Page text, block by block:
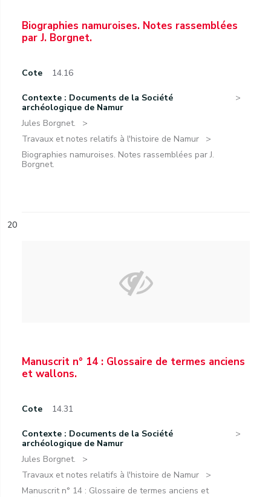
Biographies namuroises. Notes rassemblées
par J. Borgnet.
Cote 14.16
Contexte : Documents de la Société
archéologique de Namur
Jules Borgnet.
Travaux et notes relatifs à l'histoire de Namur
Biographies namuroises. Notes rassemblées par J.
Borgnet.
20
Manuscrit n° 14 : Glossaire de termes anciens
et wallons.
Cote 14.31
Contexte : Documents de la Société
archéologique de Namur
Jules Borgnet.
Travaux et notes relatifs à l'histoire de Namur
Manuscrit n° 14 : Glossaire de termes anciens et